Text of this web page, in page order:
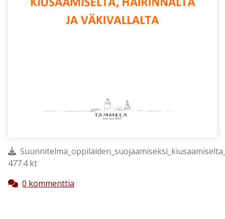
477.4 kt
0 kommenttia